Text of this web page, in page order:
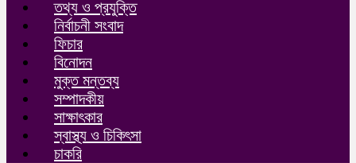
তথ্য ও প্রযুক্তি
নির্বাচনী সংবাদ
ফিচার
বিনোদন
মুক্ত মন্তব্য
সম্পাদকীয়
সাক্ষাৎকার
স্বাস্থ্য ও চিকিৎসা
চাকরি